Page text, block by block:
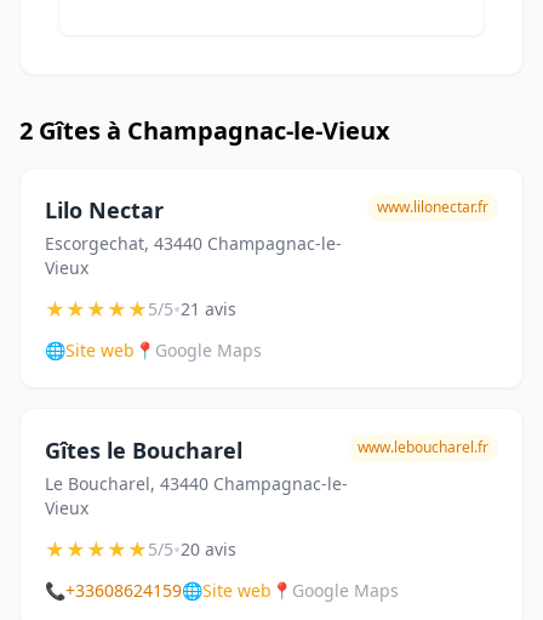
2 Gîtes à Champagnac-le-Vieux
Lilo Nectar
Escorgechat, 43440 Champagnac-le-
Vieux
www.lilonectar.fr
★★★★★5/5•21 avis
🌐Site web 📍 Google Maps
Gîtes le Boucharel
Le Boucharel, 43440 Champagnac-le-
Vieux
www.leboucharel.fr
★★★★★5/5•20 avis
📞+33608624159🌐Site web 📍 Google Maps